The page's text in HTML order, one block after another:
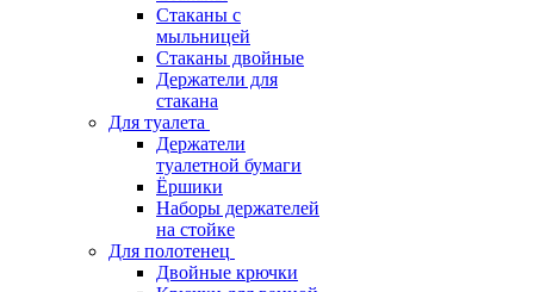
Стаканы с
мыльницей
Стаканы двойные
Держатели для
стакана
Для туалета
Держатели
туалетной бумаги
Ёршики
Наборы держателей
на стойке
Для полотенец
Двойные крючки